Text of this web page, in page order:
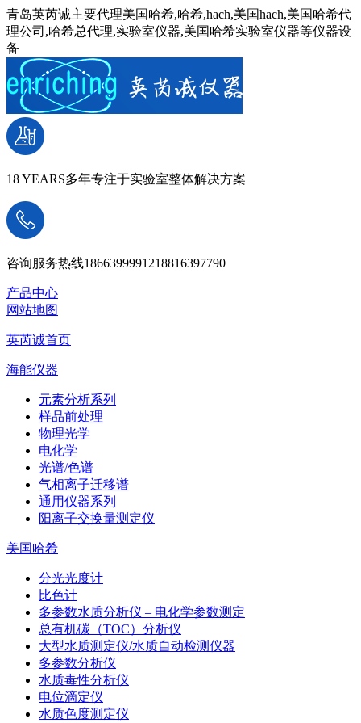
青岛英芮诚主要代理美国哈希,哈希,hach,美国hach,美国哈希代
理公司,哈希总代理,实验室仪器,美国哈希实验室仪器等仪器设
备
18 YEARS多年专注于实验室整体解决方案
咨询服务热线1866399991218816397790
产品中心
网站地图
英芮诚首页
海能仪器
元素分析系列
样品前处理
物理光学
电化学
光谱/色谱
气相离子迁移谱
通用仪器系列
阳离子交换量测定仪
美国哈希
分光光度计
比色计
多参数水质分析仪 – 电化学参数测定
总有机碳（TOC）分析仪
大型水质测定仪/水质自动检测仪器
多参数分析仪
水质毒性分析仪
电位滴定仪
水质色度测定仪